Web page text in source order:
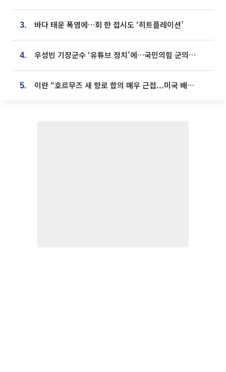
3. 바다 태운 폭염에…회 한 접시도 ‘히트플레이션’
4. 우성빈 기장군수 ‘유튜브 정치’에…국민의힘 군의원들 집단 반발
5. 이란 “호르무즈 새 항로 합의 매우 근접...미국 배상 먼저”